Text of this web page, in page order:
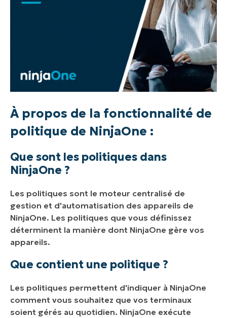
À propos de la fonctionnalité de
politique de NinjaOne :
Que sont les politiques dans
NinjaOne ?
Les politiques sont le moteur centralisé de
gestion et d'automatisation des appareils de
NinjaOne. Les politiques que vous définissez
déterminent la manière dont NinjaOne gère vos
appareils.
Que contient une politique ?
Les politiques permettent d'indiquer à NinjaOne
comment vous souhaitez que vos terminaux
soient gérés au quotidien. NinjaOne exécute